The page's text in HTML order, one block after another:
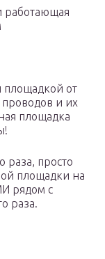
работающая
площадкой от
и их
площадка
раза, просто
площадки на
рядом с
раза.